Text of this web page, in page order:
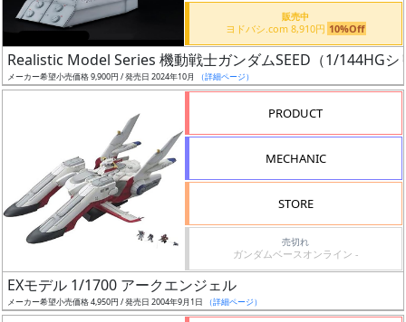
成
形
リ
ー
ズ・
タ
イ
ト
販売中
ヨドバシ.com 8,910円 10%Off
Realistic Model Series 機動戦士ガンダムSEED（1/144HG
メーカー希望小売価格 9,900円 / 発売日 2024年10月 （詳細ページ）
PRODUCT
MECHANIC
STORE
売切れ
ガンダムベースオンライン -
EXモデル 1/1700 アークエンジェル
メーカー希望小売価格 4,950円 / 発売日 2004年9月1日 （詳細ページ）